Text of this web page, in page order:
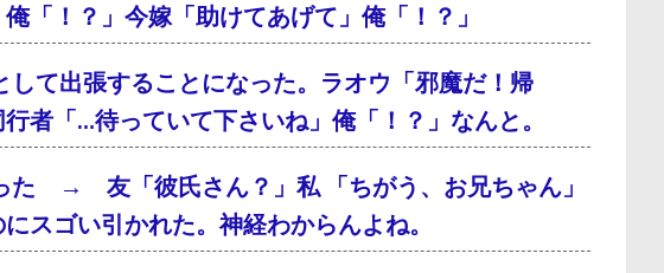
！？」今嫁「助けてあげて」俺「！？」
て出張することになった。ラオウ「邪魔だ！帰
「…待っていて下さいね」俺「！？」なんと。
た → 友「彼氏さん？」私 「ちがう、お兄ちゃん」
スゴい引かれた。神経わからんよね。